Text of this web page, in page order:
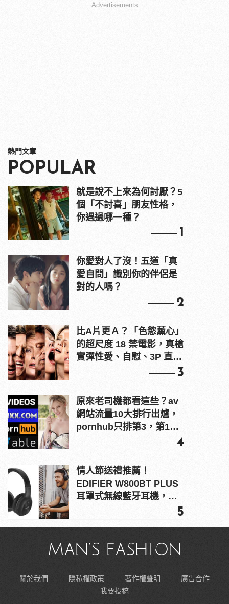
Advertisements
熱門文章
POPULAR
就是說不上來為何討厭？5
個「不討喜」朋友性格，
你遇過哪一種？
1
你愛對人了沒！五道「真
愛自問」識別你的伴侶是
對的人嗎？
2
比A片更Ａ？「色慾薰心」
的超尺度 18 禁電影，真槍
實彈性愛、自慰、3P 直接
3
原來老司機都看這些？av
網站流量10大排行出爐，
pornhub只排第3，第1名
4
情人節送禮推薦！
EDIFIER W800BT PLUS
耳罩式無線藍牙耳機，在
5
關於我們 隱私權政策 著作權聲明
廣告合作
我要投稿